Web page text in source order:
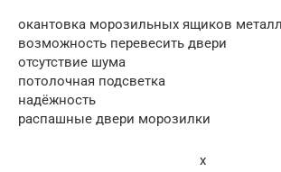
окантовка морозильных ящиков
возможность перевесить двери
отсутствие шума
потолочная подсветка
надёжность
распашные двери морозилки
x